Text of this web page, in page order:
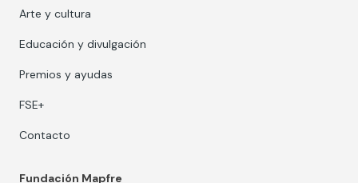
Arte y cultura
Educación y divulgación
Premios y ayudas
FSE+
Contacto
Fundación Mapfre